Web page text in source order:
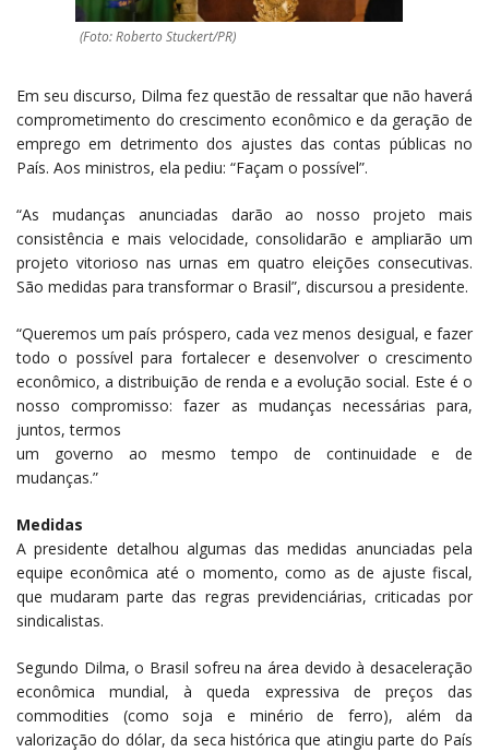
(Foto: Roberto Stuckert/PR)
Em seu discurso, Dilma fez questão de ressaltar que não haverá
comprometimento do crescimento econômico e da geração de
emprego em detrimento dos ajustes das contas públicas no
País. Aos ministros, ela pediu: “Façam o possível”.
“As mudanças anunciadas darão ao nosso projeto mais
consistência e mais velocidade, consolidarão e ampliarão um
projeto vitorioso nas urnas em quatro eleições consecutivas.
São medidas para transformar o Brasil”, discursou a presidente.
“Queremos um país próspero, cada vez menos desigual, e fazer
todo o possível para fortalecer e desenvolver o crescimento
econômico, a distribuição de renda e a evolução social. Este é o
nosso compromisso: fazer as mudanças necessárias para,
juntos, termos
um governo ao mesmo tempo de continuidade e de
mudanças.”
Medidas
A presidente detalhou algumas das medidas anunciadas pela
equipe econômica até o momento, como as de ajuste fiscal,
que mudaram parte das regras previdenciárias, criticadas por
sindicalistas.
Segundo Dilma, o Brasil sofreu na área devido à desaceleração
econômica mundial, à queda expressiva de preços das
commodities (como soja e minério de ferro), além da
valorização do dólar, da seca histórica que atingiu parte do País